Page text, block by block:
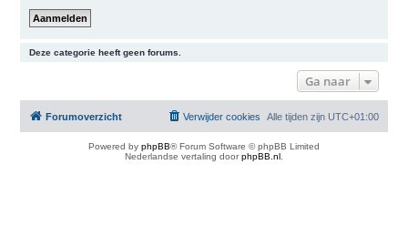
Deze categorie heeft geen forums.
Ga naar
Forumoverzicht Alle tijden zijn UTC+01:00
Verwijder cookies
Powered by phpBB® Forum Software © phpBB Limited
Nederlandse vertaling doorphpBB.nl